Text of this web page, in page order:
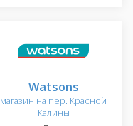
Watsons
магазин на пер. Красной
Калины